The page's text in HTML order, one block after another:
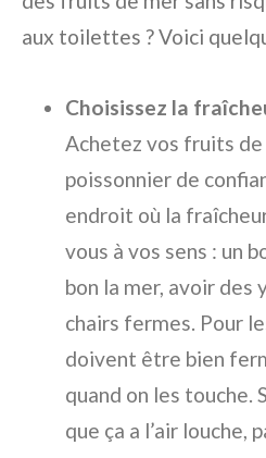
aux toilettes ? Voici
Choisissez la
Achetez vos fruits de
poissonnier de
endroit où la
vous à vos sens : un
bon la mer, avoir des
chairs fermes. Pour
doivent être bien
quand on les touche.
que ça a l’air louche,